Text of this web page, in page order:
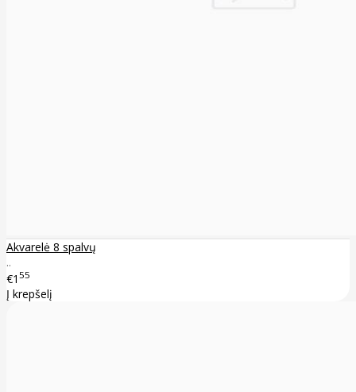
Akvarelė 8 spalvų
..
€1 55
Į krepšelį